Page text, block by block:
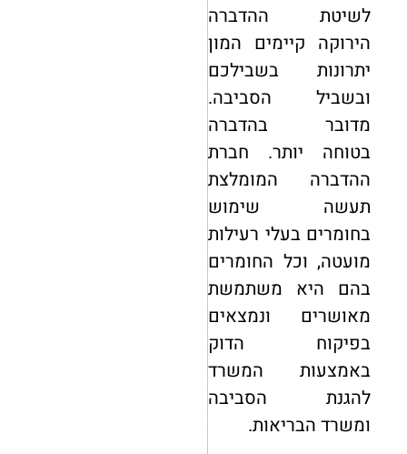
לשיטת ההדברה
הירוקה קיימים המון
יתרונות בשבילכם
ובשביל הסביבה.
מדובר בהדברה
בטוחה יותר. חברת
ההדברה המומלצת
תעשה שימוש
בחומרים בעלי רעילות
מועטה, וכל החומרים
בהם היא משתמשת
מאושרים ונמצאים
בפיקוח הדוק
באמצעות המשרד
להגנת הסביבה
ומשרד הבריאות.